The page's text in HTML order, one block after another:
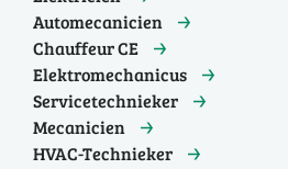
Automecanicien
Chauffeur CE
Elektromechanicus
Servicetechnieker
Mecanicien
HVAC-Technieker